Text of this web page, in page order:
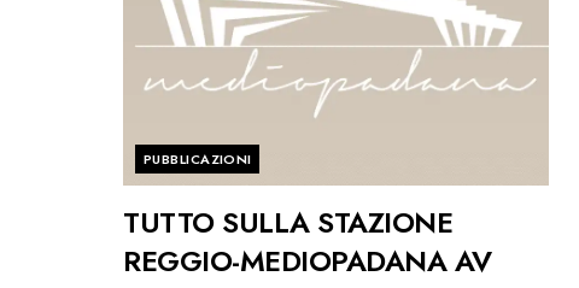
PUBBLICAZIONI
TUTTO SULLA STAZIONE
REGGIO-MEDIOPADANA AV